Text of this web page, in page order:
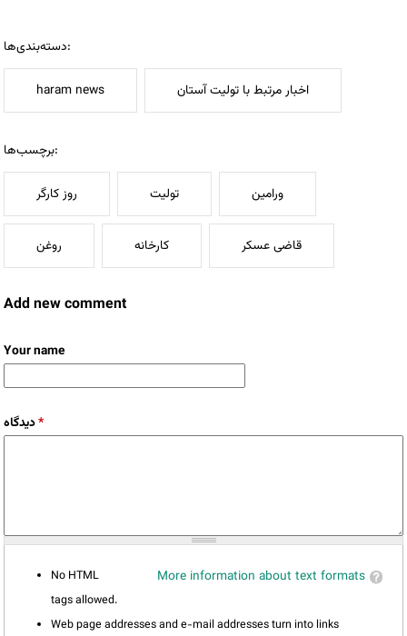
دسته‌بندی‌ها:
haram news اخبار مرتبط با تولیت آستان
برچسب‌ها:
روز کارگر تولیت ورامین
روغن کارخانه قاضی عسکر
Add new comment
Your name
دیدگاه*
More information about text formats
No HTML
tags allowed.
Web page addresses and e-mail addresses turn into links